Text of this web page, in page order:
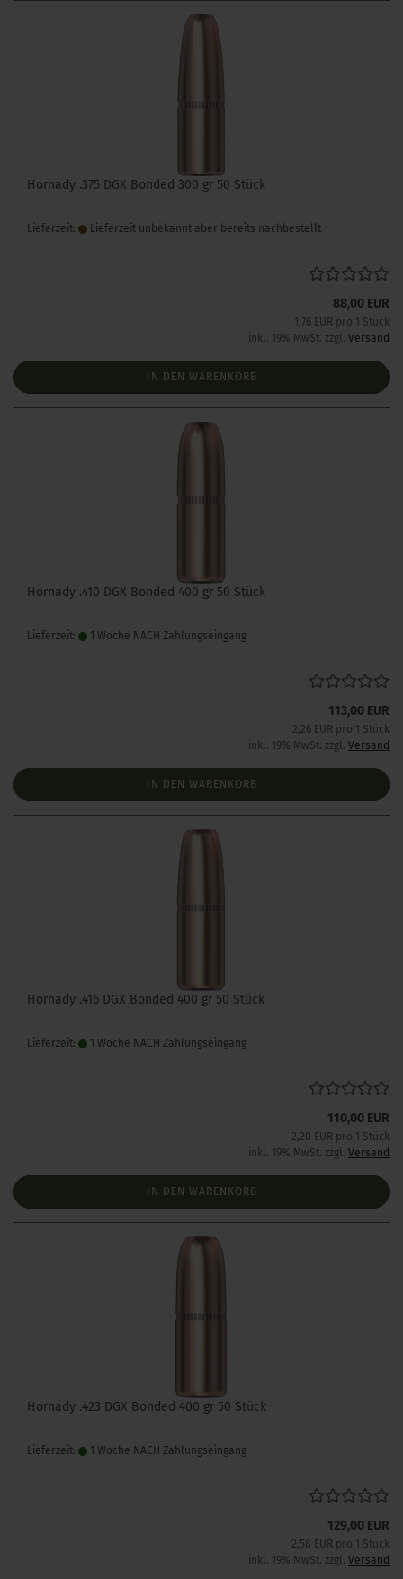
Hornady .375 DGX Bonded 300 gr 50 Stück
Lieferzeit: Lieferzeit unbekannt aber bereits nachbestellt
88,00 EUR
1,76 EUR pro 1 Stück
inkl. 19% MwSt. zzgl. Versand
IN DEN WARENKORB
Hornady .410 DGX Bonded 400 gr 50 Stück
Lieferzeit: 1 Woche NACH Zahlungseingang
113,00 EUR
2,26 EUR pro 1 Stück
inkl. 19% MwSt. zzgl. Versand
IN DEN WARENKORB
Hornady .416 DGX Bonded 400 gr 50 Stück
Lieferzeit: 1 Woche NACH Zahlungseingang
110,00 EUR
2,20 EUR pro 1 Stück
inkl. 19% MwSt. zzgl. Versand
IN DEN WARENKORB
Hornady .423 DGX Bonded 400 gr 50 Stück
Lieferzeit: 1 Woche NACH Zahlungseingang
129,00 EUR
2,58 EUR pro 1 Stück
inkl. 19% MwSt. zzgl. Versand